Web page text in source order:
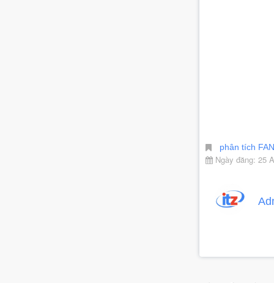
phân tích
Ngày đăng: 25